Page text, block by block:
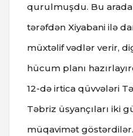
qurulmuşdu. Bu
tərəfdən Xiyabani ilə
müxtəlif vədlər verir,
hücum planı
12-də irtica qüvvələri
Təbriz üsyançıları iki
müqavimət